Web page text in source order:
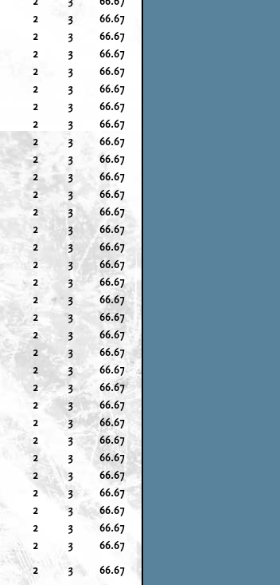
2 3
66.67
2 3
66.67
2 3
66.67
2 3
66.67
2 3
66.67
2 3
66.67
2 3
66.67
2 3
66.67
2 3
66.67
2 3
66.67
2 3
66.67
2 3
66.67
2 3
66.67
2 3
66.67
2 3
66.67
2 3
66.67
2 3
66.67
2 3
66.67
2 3
66.67
2 3
66.67
2 3
66.67
2 3
66.67
2 3
66.67
2 3
66.67
2 3
66.67
2 3
66.67
2 3
66.67
2 3
66.67
2 3
66.67
2 3
66.67
2 3
66.67
2 3
66.67